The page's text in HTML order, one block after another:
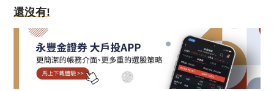
還沒有!